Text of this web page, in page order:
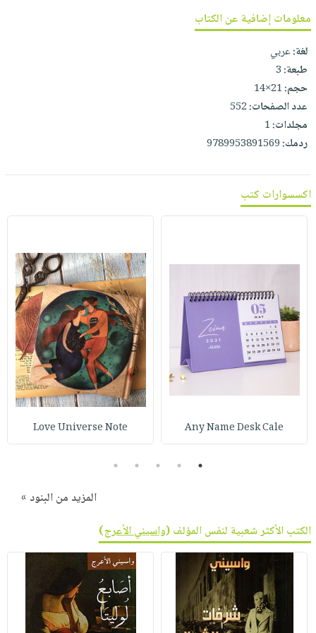
معلومات إضافية عن الكتاب
لغة:عربي
طبعة:3
حجم:21×14
عدد الصفحات:552
مجلدات:1
ردمك:9789953891569
اكسسوارات كتب
Any Name Desk Cale
Love Universe Note
1
2
3
4
5
المزيد من البنود »
الكتب الأكثر شعبية لنفس المؤلف (واسيني الأعرج)